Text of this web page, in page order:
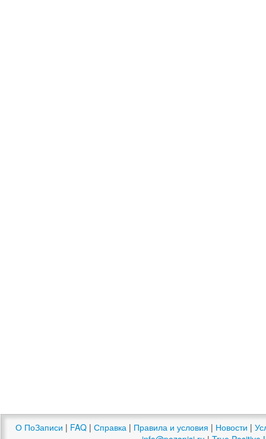
О ПоЗаписи | FAQ | Справка | Правила и условия | Новости |